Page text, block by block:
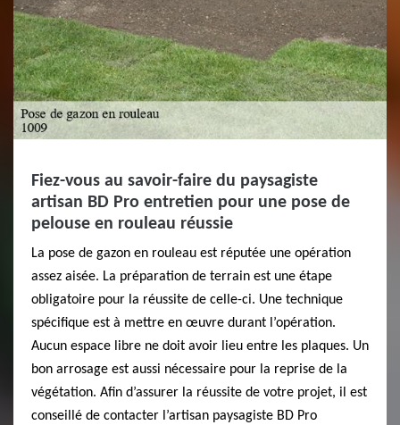
Fiez-vous au savoir-faire du paysagiste
artisan BD Pro entretien pour une pose de
pelouse en rouleau réussie
La pose de gazon en rouleau est réputée une opération
assez aisée. La préparation de terrain est une étape
obligatoire pour la réussite de celle-ci. Une technique
spécifique est à mettre en œuvre durant l’opération.
Aucun espace libre ne doit avoir lieu entre les plaques. Un
bon arrosage est aussi nécessaire pour la reprise de la
végétation. Afin d’assurer la réussite de votre projet, il est
conseillé de contacter l’artisan paysagiste BD Pro